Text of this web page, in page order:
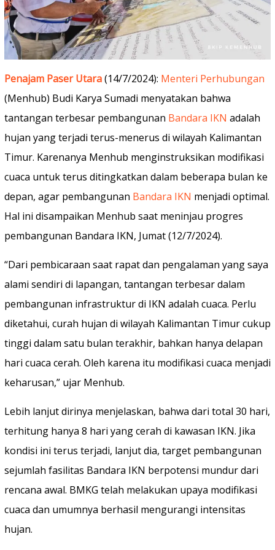
Penajam Paser Utara(14/7/2024): Menteri Perhubungan
(Menhub) Budi Karya Sumadi menyatakan bahwa
tantangan terbesar pembangunan Bandara IKN adalah
hujan yang terjadi terus-menerus di wilayah Kalimantan
Timur. Karenanya Menhub menginstruksikan modifikasi
cuaca untuk terus ditingkatkan dalam beberapa bulan ke
depan, agar pembangunan Bandara IKN menjadi optimal.
Hal ini disampaikan Menhub saat meninjau progres
pembangunan Bandara IKN, Jumat (12/7/2024).
“Dari pembicaraan saat rapat dan pengalaman yang saya
alami sendiri di lapangan, tantangan terbesar dalam
pembangunan infrastruktur di IKN adalah cuaca. Perlu
diketahui, curah hujan di wilayah Kalimantan Timur cukup
tinggi dalam satu bulan terakhir, bahkan hanya delapan
hari cuaca cerah. Oleh karena itu modifikasi cuaca menjadi
keharusan,” ujar Menhub.
Lebih lanjut dirinya menjelaskan, bahwa dari total 30 hari,
terhitung hanya 8 hari yang cerah di kawasan IKN. Jika
kondisi ini terus terjadi, lanjut dia, target pembangunan
sejumlah fasilitas Bandara IKN berpotensi mundur dari
rencana awal. BMKG telah melakukan upaya modifikasi
cuaca dan umumnya berhasil mengurangi intensitas
hujan.